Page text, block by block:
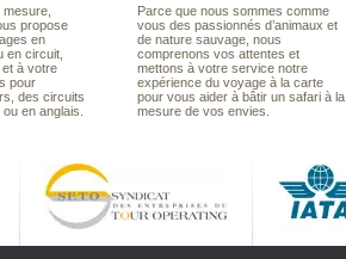
propose
en
en circuit,
à votre
pour
des circuits
en anglais.
Parce que nous sommes comme
vous des passionnés d’animaux et
de nature sauvage, nous
comprenons vos attentes et
mettons à votre service notre
expérience du voyage à la carte
pour vous aider à bâtir un safari à la
mesure de vos envies.